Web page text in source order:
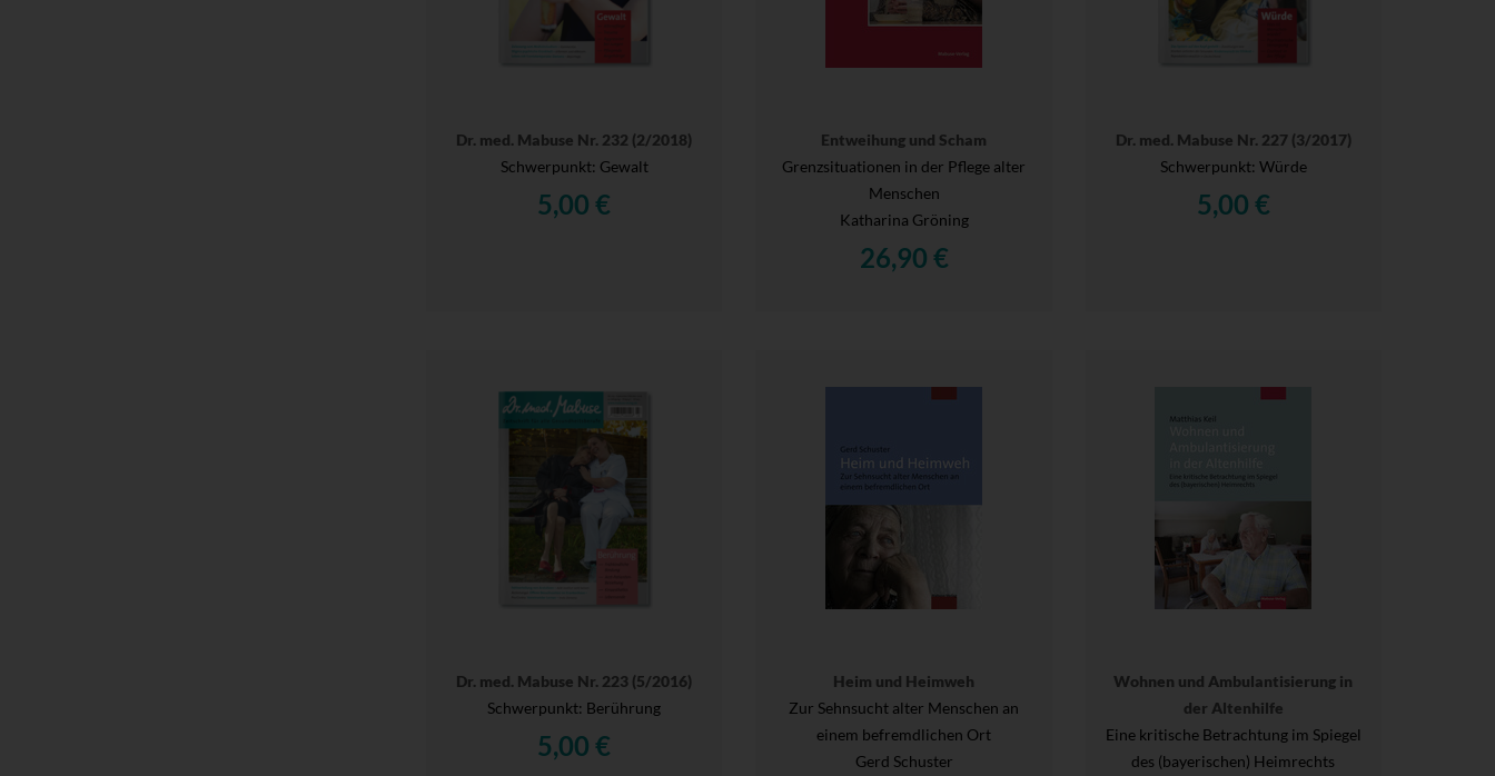
Dr. med. Mabuse Nr. 232 (2/2018)
Schwerpunkt: Gewalt
5,00 €
Entweihung und Scham
Grenzsituationen in der Pflege alter
Menschen
Katharina Gröning
26,90 €
Dr. med. Mabuse Nr. 227 (3/2017)
Schwerpunkt: Würde
5,00 €
Dr. med. Mabuse Nr. 223 (5/2016)
Schwerpunkt: Berührung
5,00 €
Heim und Heimweh
Zur Sehnsucht alter Menschen an
einem befremdlichen Ort
Gerd Schuster
Wohnen und Ambulantisierung in
der Altenhilfe
Eine kritische Betrachtung im Spiegel
des (bayerischen) Heimrechts